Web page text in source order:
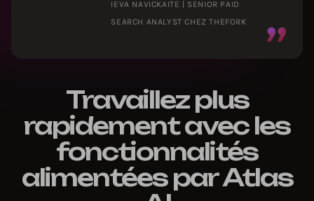
IEVA NAVICKAITE | SENIOR PAID
SEARCH ANALYST CHEZ THEFORK
Travaillez plus
rapidement avec les
fonctionnalités
alimentées par Atlas